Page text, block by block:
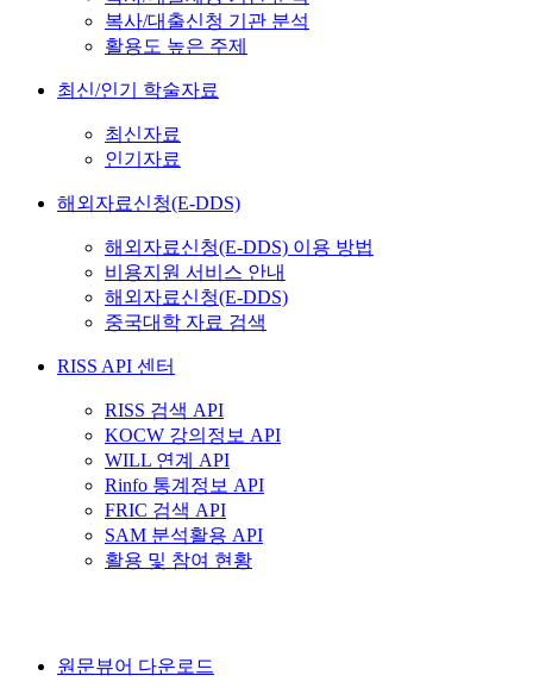
복사/대출신청 기관 분석
활용도 높은 주제
최신/인기 학술자료
최신자료
인기자료
해외자료신청(E-DDS)
해외자료신청(E-DDS) 이용 방법
비용지원 서비스 안내
해외자료신청(E-DDS)
중국대학 자료 검색
RISS API 센터
RISS 검색 API
KOCW 강의정보 API
WILL 연계 API
Rinfo 통계정보 API
FRIC 검색 API
SAM 분석활용 API
활용 및 참여 현황
원문뷰어 다운로드